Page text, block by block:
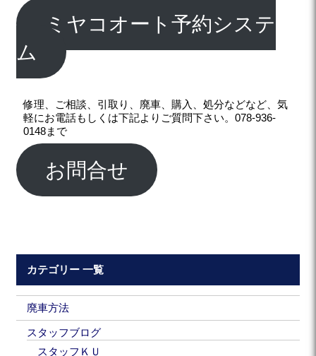
ミヤコオート予約システ
ム
修理、ご相談、引取り、廃車、購入、処分などなど、気
軽にお電話もしくは下記よりご質問下さい。078-936-
0148まで
お問合せ
カテゴリー 一覧
廃車方法
スタッフブログ
スタッフＫＵ